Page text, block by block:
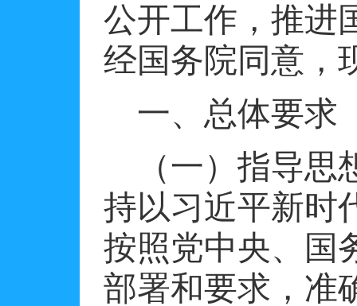
公开工作，推进
经国务院同意，
一、总体要求
（一）指导
持以习近平新时
按照党中央、国
部署和要求，准